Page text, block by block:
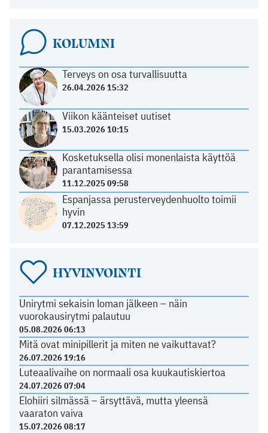
KOLUMNI
Terveys on osa turvallisuutta
26.04.2026 15:32
Viikon käänteiset uutiset
15.03.2026 10:15
Kosketuksella olisi monenlaista käyttöä
parantamisessa
11.12.2025 09:58
Espanjassa perusterveydenhuolto toimii
hyvin
07.12.2025 13:59
HYVINVOINTI
Unirytmi sekaisin loman jälkeen – näin
vuorokausirytmi palautuu
05.08.2026 06:13
Mitä ovat minipillerit ja miten ne vaikuttavat?
26.07.2026 19:16
Luteaalivaihe on normaali osa kuukautiskiertoa
24.07.2026 07:04
Elohiiri silmässä – ärsyttävä, mutta yleensä
vaaraton vaiva
15.07.2026 08:17